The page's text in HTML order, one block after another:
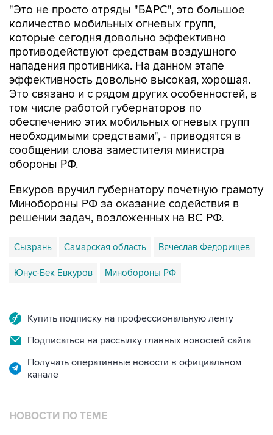
которые сегодня довольно эффективно
противодействуют средствам воздушного
нападения противника. На данном этапе
эффективность довольно высокая, хорошая.
Это связано и с рядом других особенностей, в
том числе работой губернаторов по
обеспечению этих мобильных огневых групп
необходимыми средствами", - приводятся в
сообщении слова заместителя министра
обороны РФ.
Евкуров вручил губернатору почетную грамоту
решении задач, возложенных на ВС РФ.
Сызрань Самарская область Вячеслав Федорищев
Юнус-Бек Евкуров Минобороны РФ
Подписаться на рассылку главных новостей сайта
Получать оперативные новости в официальном
НОВОСТИ ПО ТЕМЕ
8 августа 11:29